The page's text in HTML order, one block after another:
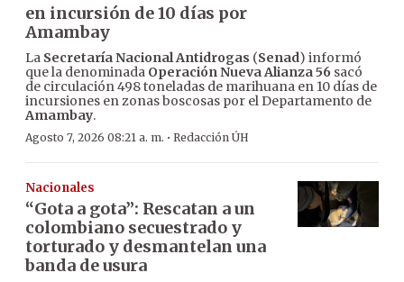
en incursión de 10 días por
Amambay
La Secretaría Nacional Antidrogas (Senad) informó
que la denominada Operación Nueva Alianza 56 sacó
de circulación 498 toneladas de marihuana en 10 días de
incursiones en zonas boscosas por el Departamento de
Amambay.
Agosto 7, 2026 08:21 a. m. · Redacción ÚH
Nacionales
“Gota a gota”: Rescatan a un
colombiano secuestrado y
torturado y desmantelan una
banda de usura